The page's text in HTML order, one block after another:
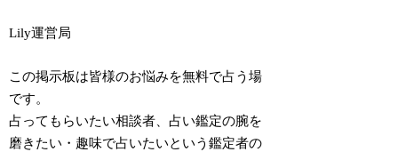
Lily運営局
この掲示板は皆様のお悩みを無料で占う場
です。
占ってもらいたい相談者、占い鑑定の腕を
磨きたい・趣味で占いたいという鑑定者の